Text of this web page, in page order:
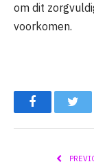
om dit
voorkomen.
Facebook